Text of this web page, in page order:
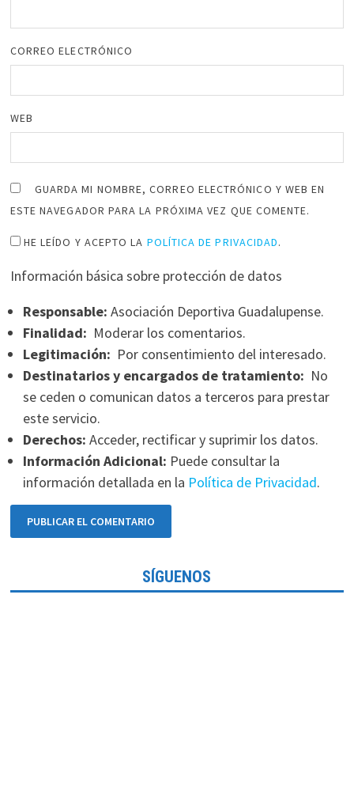
CORREO ELECTRÓNICO
WEB
GUARDA MI NOMBRE, CORREO ELECTRÓNICO Y WEB EN
ESTE NAVEGADOR PARA LA PRÓXIMA VEZ QUE COMENTE.
HE LEÍDO Y ACEPTO LA POLÍTICA DE PRIVACIDAD.
Información básica sobre protección de datos
Responsable: Asociación Deportiva Guadalupense.
Finalidad: Moderar los comentarios.
Legitimación: Por consentimiento del interesado.
Destinatarios y encargados de tratamiento: No
se ceden o comunican datos a terceros para prestar
este servicio.
Derechos: Acceder, rectificar y suprimir los datos.
Información Adicional: Puede consultar la
información detallada en la Política de Privacidad.
SÍGUENOS